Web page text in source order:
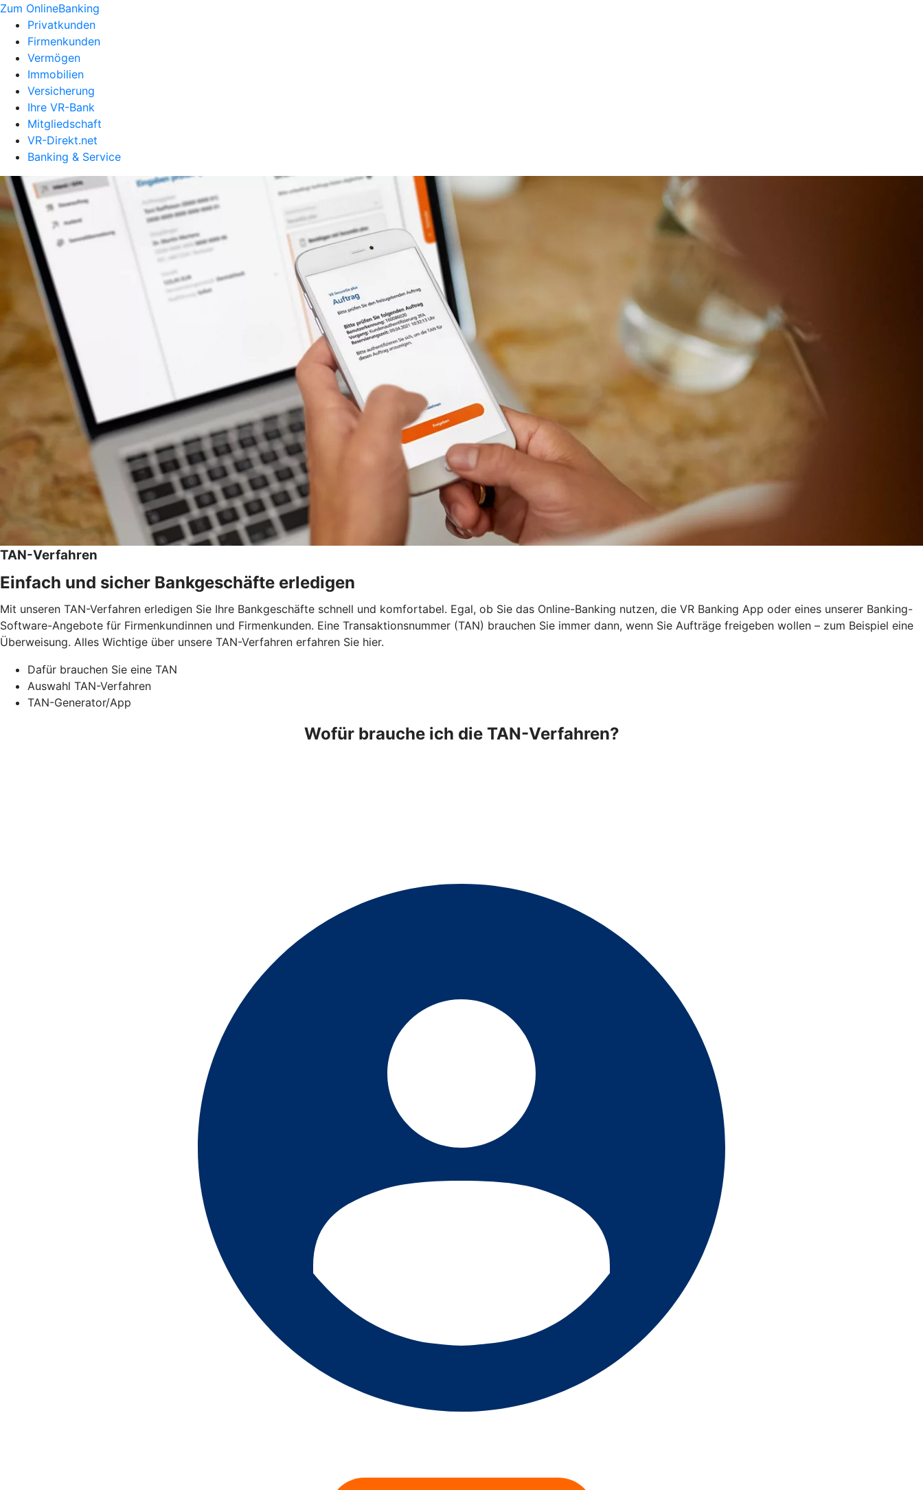
Zum OnlineBanking
Privatkunden
Firmenkunden
Vermögen
Immobilien
Versicherung
Ihre VR-Bank
Mitgliedschaft
VR-Direkt.net
Banking & Service
TAN-Verfahren
Einfach und sicher Bankgeschäfte erledigen
Mit unseren TAN-Verfahren erledigen Sie Ihre Bankgeschäfte schnell und komfortabel. Egal, ob Sie das Online-Banking nutzen, die VR Banking App oder eines unserer Banking-
Software-Angebote für Firmenkundinnen und Firmenkunden. Eine Transaktionsnummer (TAN) brauchen Sie immer dann, wenn Sie Aufträge freigeben wollen – zum Beispiel eine
Überweisung. Alles Wichtige über unsere TAN-Verfahren erfahren Sie hier.
Dafür brauchen Sie eine TAN
Auswahl TAN-Verfahren
TAN-Generator/App
Wofür brauche ich die TAN-Verfahren?